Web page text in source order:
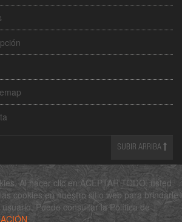
SUBIR ARRIBA
Al hacer clic en ACEPTAR TODO, usted
cookies en nuestro sitio web para brindarle
Puede consultar la Política de